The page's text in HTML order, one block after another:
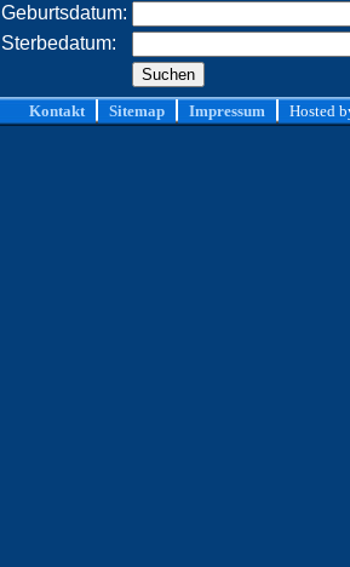
Geburtsdatum:
Sterbedatum:
Kontakt Sitemap Impressum Hosted